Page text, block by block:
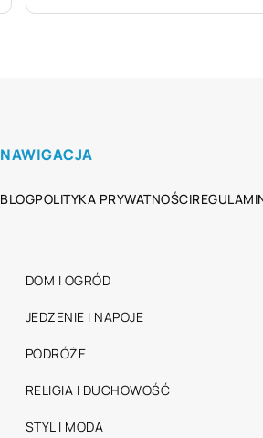
NAWIGACJA
BLOGPOLITYKA PRYWATNOŚCI
DOM I OGRÓD
JEDZENIE I NAPOJE
PODRÓŻE
RELIGIA I DUCHOWOŚĆ
STYL I MODA